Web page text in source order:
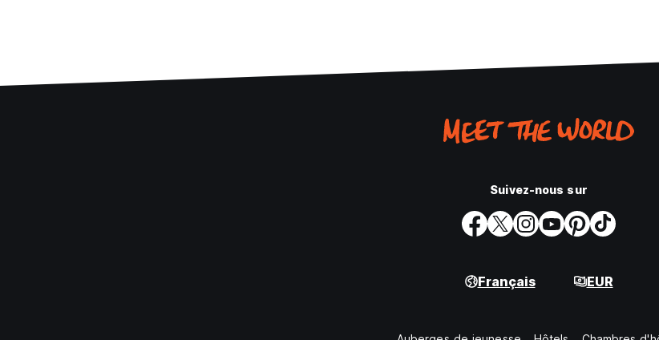
Suivez-nous sur
Français EUR